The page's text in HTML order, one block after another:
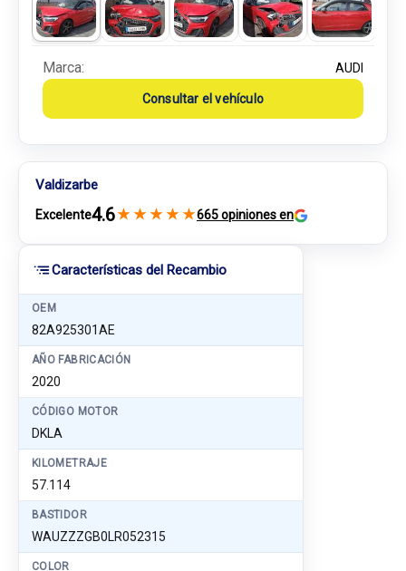
Características del Recambio
OEM
82A925301AE
AÑO FABRICACIÓN
2020
CÓDIGO MOTOR
DKLA
KILOMETRAJE
57.114
BASTIDOR
WAUZZZGB0LR052315
COLOR
Marca: AUDI
Consultar el vehículo
Valdizarbe
Excelente4.6★ ★ ★ ★ ★665 opiniones en